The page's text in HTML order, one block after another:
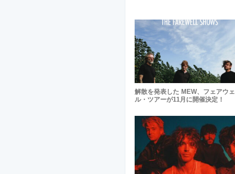
解散を発表した MEW、フェアウェ
ル・ツアーが11月に開催決定！